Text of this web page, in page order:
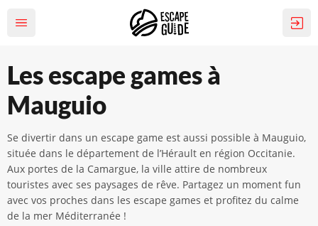
Les escape games à
Mauguio
Se divertir dans un escape game est aussi possible à Mauguio,
située dans le département de l’Hérault en région Occitanie.
Aux portes de la Camargue, la ville attire de nombreux
touristes avec ses paysages de rêve. Partagez un moment fun
avec vos proches dans les escape games et profitez du calme
de la mer Méditerranée !